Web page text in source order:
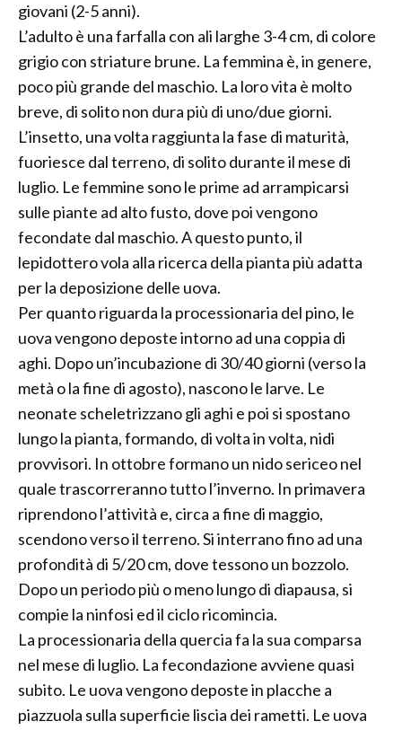
giovani (2-5 anni).
L’adulto è una farfalla con ali larghe 3-4 cm, di colore
grigio con striature brune. La femmina è, in genere,
poco più grande del maschio. La loro vita è molto
breve, di solito non dura più di uno/due giorni.
L’insetto, una volta raggiunta la fase di maturità,
fuoriesce dal terreno, di solito durante il mese di
luglio. Le femmine sono le prime ad arrampicarsi
sulle piante ad alto fusto, dove poi vengono
fecondate dal maschio. A questo punto, il
lepidottero vola alla ricerca della pianta più adatta
per la deposizione delle uova.
Per quanto riguarda la processionaria del pino, le
uova vengono deposte intorno ad una coppia di
aghi. Dopo un’incubazione di 30/40 giorni (verso la
metà o la fine di agosto), nascono le larve. Le
neonate scheletrizzano gli aghi e poi si spostano
lungo la pianta, formando, di volta in volta, nidi
provvisori. In ottobre formano un nido sericeo nel
quale trascorreranno tutto l’inverno. In primavera
riprendono l’attività e, circa a fine di maggio,
scendono verso il terreno. Si interrano fino ad una
profondità di 5/20 cm, dove tessono un bozzolo.
Dopo un periodo più o meno lungo di diapausa, si
compie la ninfosi ed il ciclo ricomincia.
La processionaria della quercia fa la sua comparsa
nel mese di luglio. La fecondazione avviene quasi
subito. Le uova vengono deposte in placche a
piazzuola sulla superficie liscia dei rametti. Le uova